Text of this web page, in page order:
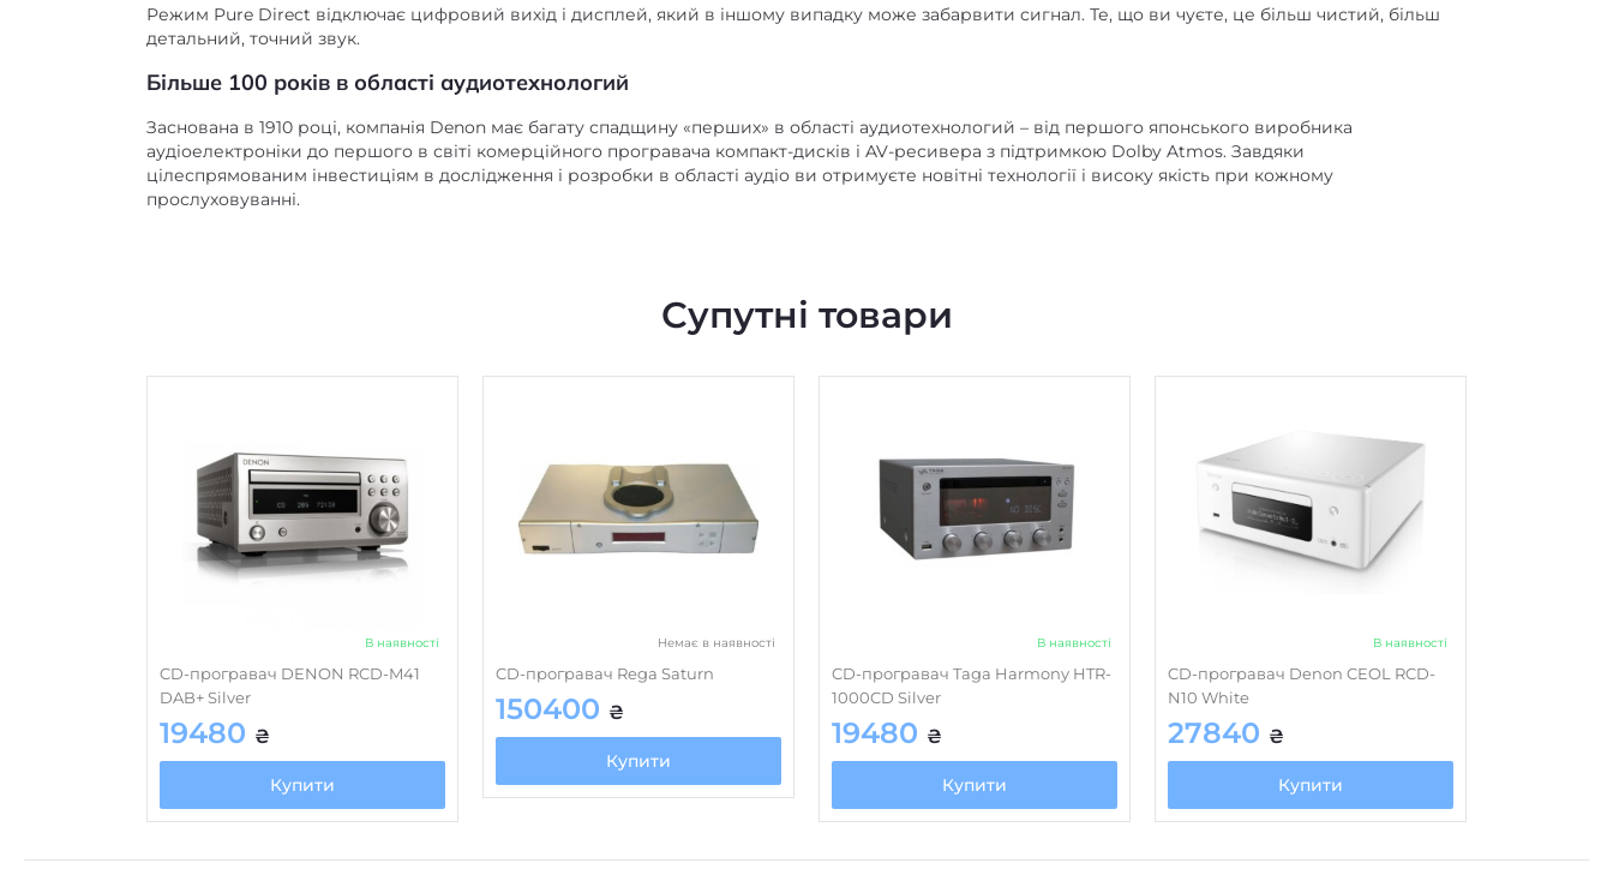
Режим Pure Direct відключає цифровий вихід і дисплей, який в іншому випадку може забарвити сигнал. Те, що ви чуєте, це більш чистий, більш
детальний, точний звук.
Більше 100 років в області аудиотехнологий
Заснована в 1910 році, компанія Denon має багату спадщину «перших» в області аудиотехнологий – від першого японського виробника
аудіоелектроніки до першого в світі комерційного програвача компакт-дисків і AV-ресивера з підтримкою Dolby Atmos. Завдяки
цілеспрямованим інвестиціям в дослідження і розробки в області аудіо ви отримуєте новітні технології і високу якість при кожному
прослуховуванні.
Супутні товари
В наявності
CD-програвач DENON RCD-M41
DAB+ Silver
19480 ₴
Купити
Немає в наявності
CD-програвач Rega Saturn
150400 ₴
Купити
В наявності
CD-програвач Taga Harmony HTR-
1000CD Silver
19480 ₴
Купити
В наявності
CD-програвач Denon CEOL RCD-
N10 White
27840 ₴
Купити